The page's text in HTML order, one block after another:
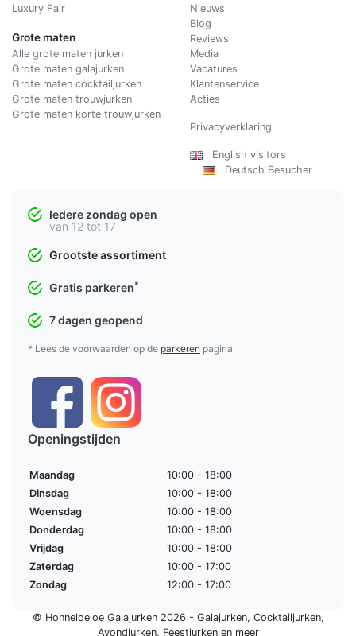
Luxury Fair
Grote maten
Alle grote maten jurken
Grote maten galajurken
Grote maten cocktailjurken
Grote maten trouwjurken
Grote maten korte trouwjurken
Nieuws
Blog
Reviews
Media
Vacatures
Klantenservice
Acties
Privacyverklaring
English visitors
Deutsch Besucher
Iedere zondag open
van 12 tot 17
Grootste assortiment
Gratis parkeren*
7 dagen geopend
* Lees de voorwaarden op de parkeren pagina
Openingstijden
Maandag
10:00 - 18:00
Dinsdag
10:00 - 18:00
Woensdag
10:00 - 18:00
Donderdag
10:00 - 18:00
Vrijdag
10:00 - 18:00
Zaterdag
10:00 - 17:00
Zondag
12:00 - 17:00
© Honneloeloe Galajurken 2026 - Galajurken, Cocktailjurken,
Avondjurken, Feestjurkenen meer